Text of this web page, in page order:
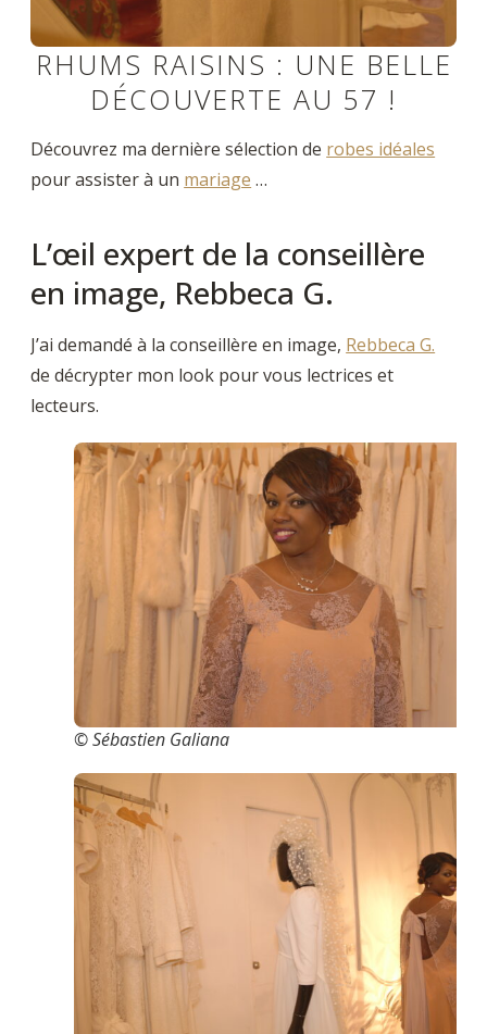
RHUMS RAISINS : UNE BELLE
DÉCOUVERTE AU 57 !
Découvrez ma dernière sélection de robes idéales
pour assister à un mariage …
L’œil expert de la conseillère
en image, Rebbeca G.
J’ai demandé à la conseillère en image, Rebbeca G.
de décrypter mon look pour vous lectrices et
lecteurs.
© Sébastien Galiana